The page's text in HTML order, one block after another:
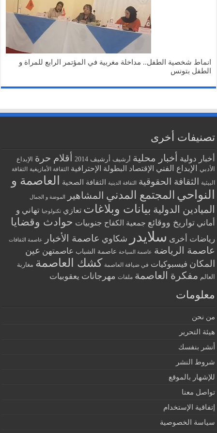
انماط شخصية الطفل.. مداخلة مغربية في المؤتمر الرابع للمراة و
الطفل بتونس
تصنيفات أخرى
أخبار دولية أخبار محلية أرشيف أرشيف 2014 أقلام حرة
الإبداع
الأدبي
الإبداع الفني الإقتصاد البطولة الإحترافية الثقافة الأمازيغية الثقافة
البيئية الثقافة الحقوقية الثقافة الدينية الثقافة الصحية
العاصمة و
النواحي المجتمع المدني المشاهير الموضة و الجمال
الميادين الدولية بيانات وبلاغات تعازي تكنولوجيا تهاني و
أماني تواريخ ووقائع جمعية الكفاح جنوبيات حوادث وقضايا
رياضات أخرى سلايدر شكاوي عاصمة الأخبار عاصمة الثقافات
عاصمة الرياضة عاصمة السياحة عاصمة الشباب عاصمتهن عين
المكان فيسبوكيات في ضيافة العاصمة كشك العاصمة مغاربة
العالم مفكرة العاصمة ملفات مهرجانات يعقوبيات
معلومات
من نحن
هيئة التحرير
أنشر بنفسك
شروط النشر
للإشهار بالموقع
تواصل معنا
إتفاقية الإستخدام
سياسة الخصوصية